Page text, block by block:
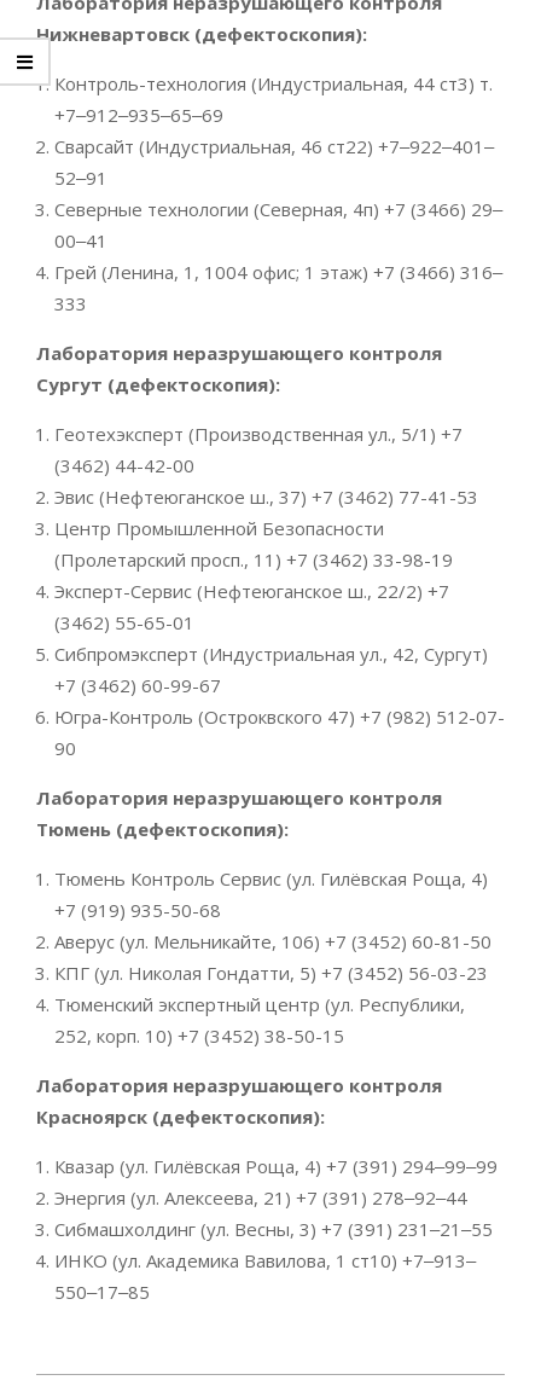
Нижневартовск (дефектоскопия):
Контроль-технология (​Индустриальная, 44 ст3) т.
+7‒912‒935‒65‒69
Сварсайт (Индустриальная, 46 ст22) +7‒922‒401‒
52‒91
Северные технологии (Северная, 4п) +7 (3466) 29‒
00‒41
Грей (Ленина, 1, ​1004 офис; 1 этаж) +7 (3466) 316‒
333
Лаборатория неразрушающего контроля
Сургут (дефектоскопия):
Геотехэксперт (Производственная ул., 5/1) +7
(3462) 44-42-00
Эвис (Нефтеюганское ш., 37) +7 (3462) 77-41-53
Центр Промышленной Безопасности
(Пролетарский просп., 11) +7 (3462) 33-98-19
Эксперт-Сервис (Нефтеюганское ш., 22/2) +7
(3462) 55-65-01
Сибпромэксперт (Индустриальная ул., 42, Сургут)
+7 (3462) 60-99-67
Югра-Контроль (Остроквского 47) +7 (982) 512-07-
90
Лаборатория неразрушающего контроля
Тюмень (дефектоскопия):
Тюмень Контроль Сервис (ул. Гилёвская Роща, 4)
+7 (919) 935-50-68
Аверус (ул. Мельникайте, 106) +7 (3452) 60-81-50
КПГ (ул. Николая Гондатти, 5) +7 (3452) 56-03-23
Тюменский экспертный центр (ул. Республики,
252, корп. 10) +7 (3452) 38-50-15
Лаборатория неразрушающего контроля
Красноярск (дефектоскопия):
Квазар (ул. Гилёвская Роща, 4) +7 (391) 294‒99‒99
Энергия (ул. ​Алексеева, 21 ) +7 (391) 278‒92‒44
Сибмашхолдинг (ул. Весны, 3​) +7 (391) 231‒21‒55
ИНКО (ул. ​Академика Вавилова, 1 ст10​) +7‒913‒
550‒17‒85